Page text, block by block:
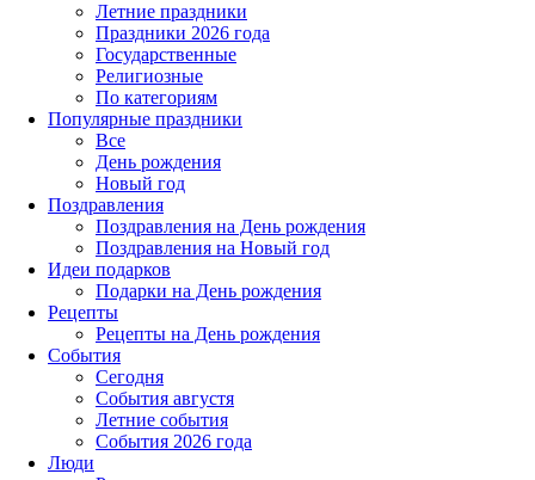
Летние праздники
Праздники 2026 года
Государственные
Религиозные
По категориям
Популярные праздники
Все
День рождения
Новый год
Поздравления
Поздравления на День рождения
Поздравления на Новый год
Идеи подарков
Подарки на День рождения
Рецепты
Рецепты на День рождения
События
Cегодня
События августя
Летние события
События 2026 года
Люди